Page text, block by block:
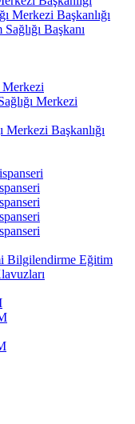
Merkezi Başkanlığı
Başkanı
Merkezi
Merkezi
Merkezi Başkanlığı
Bilgilendirme Eğitim